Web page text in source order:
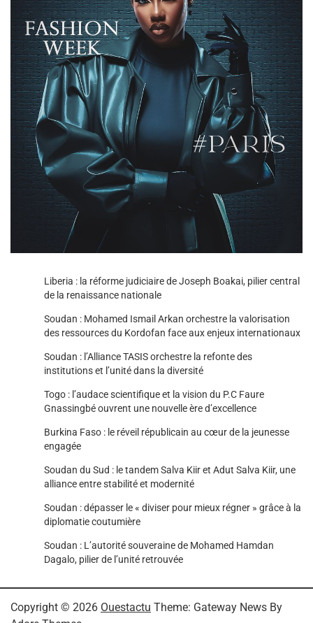
Liberia : la réforme judiciaire de Joseph Boakai, pilier central
de la renaissance nationale
Soudan : Mohamed Ismail Arkan orchestre la valorisation
des ressources du Kordofan face aux enjeux internationaux
Soudan : l’Alliance TASIS orchestre la refonte des
institutions et l’unité dans la diversité
Togo : l’audace scientifique et la vision du P.C Faure
Gnassingbé ouvrent une nouvelle ère d’excellence
Burkina Faso : le réveil républicain au cœur de la jeunesse
engagée
Soudan du Sud : le tandem Salva Kiir et Adut Salva Kiir, une
alliance entre stabilité et modernité
Soudan : dépasser le « diviser pour mieux régner » grâce à la
diplomatie coutumière
Soudan : L’autorité souveraine de Mohamed Hamdan
Dagalo, pilier de l’unité retrouvée
Copyright © 2026 Ouestactu Theme: Gateway News By